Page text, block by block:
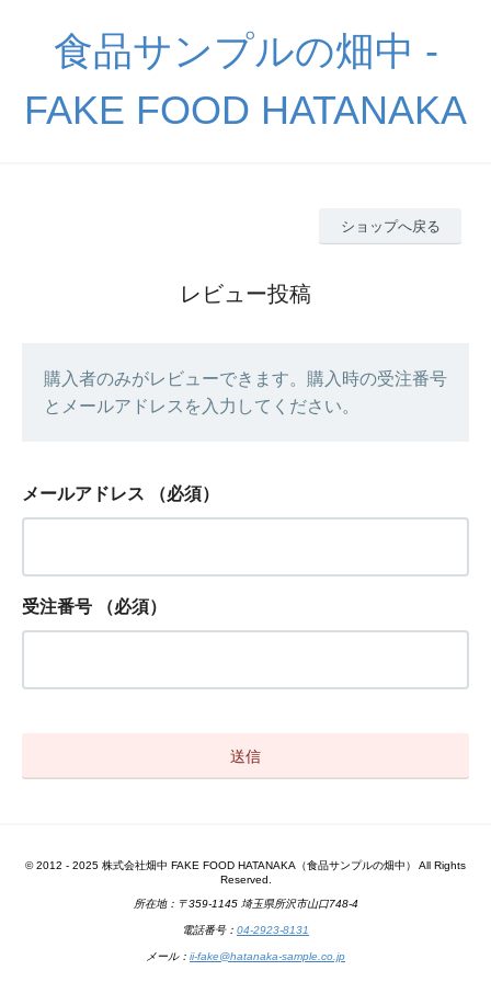
食品サンプルの畑中 -
FAKE FOOD HATANAKA
ショップへ戻る
レビュー投稿
購入者のみがレビューできます。購入時の受注番号
とメールアドレスを入力してください。
メールアドレス （必須）
受注番号 （必須）
© 2012 - 2025 株式会社畑中 FAKE FOOD HATANAKA（食品サンプルの畑中） All Rights
Reserved.
所在地：〒359-1145 埼玉県所沢市山口748-4
電話番号： 04-2923-8131
メール： ii-fake@hatanaka-sample.co.jp